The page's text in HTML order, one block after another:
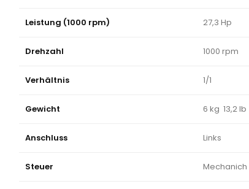
Leistung (1000 rpm) 27,3 Hp
Drehzahl 1000 rpm
Verhältnis 1/1
Gewicht 6 kg 13,2 lb
Anschluss Links
Steuer Mechanich